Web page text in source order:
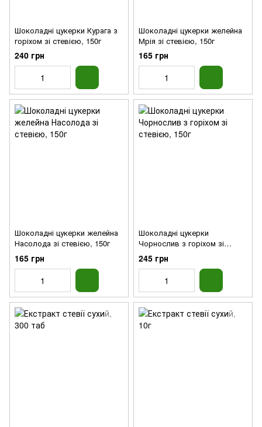
Шоколадні цукерки Курага з
горіхом зі стевією, 150г
240 грн
Шоколадні цукерки желейна
Мрія зі стевією, 150г
165 грн
Шоколадні цукерки желейна
Насолода зі стевією, 150г
165 грн
Шоколадні цукерки
Чорнослив з горіхом зі
стевією, 150г
245 грн